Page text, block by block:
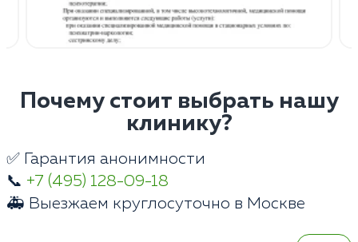
Почему стоит выбрать нашу
клинику?
✅ Гарантия анонимности
📞 +7 (495) 128-09-18
🚑 Выезжаем круглосуточно в Москве